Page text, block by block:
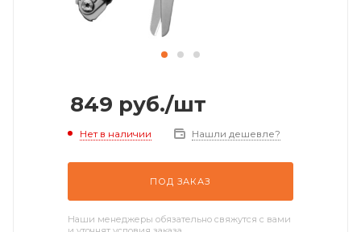
849 руб./шт
Нет в наличии Нашли дешевле?
ПОД ЗАКАЗ
Наши менеджеры обязательно свяжутся с вами